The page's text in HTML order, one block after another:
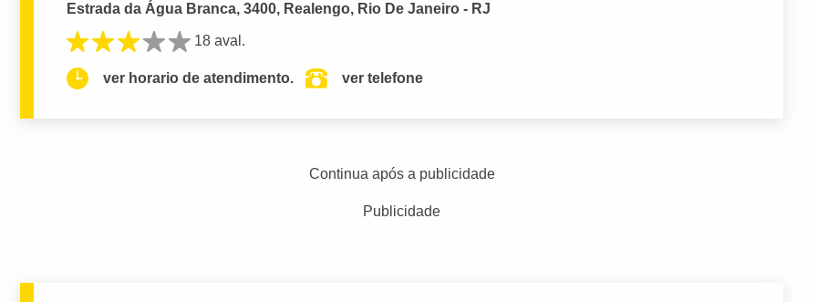
Estrada da Água Branca, 3400, Realengo, Rio De Janeiro - RJ
18 aval.
ver horario de atendimento. ver telefone
Continua após a publicidade
Publicidade